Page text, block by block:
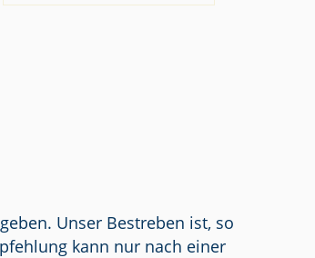
Unser Bestreben ist, so
kann nur nach einer